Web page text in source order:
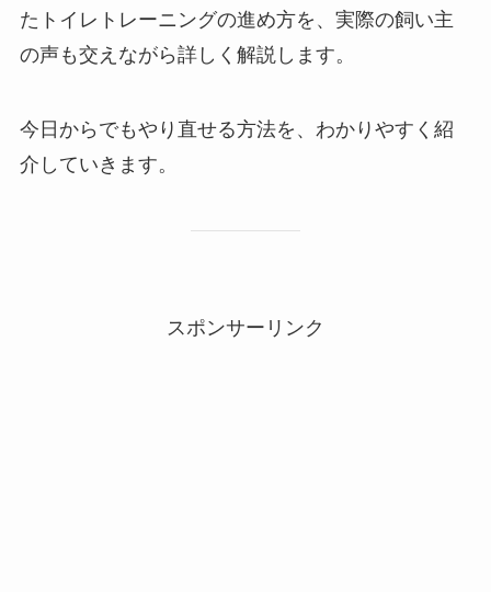
たトイレトレーニングの進め方を、実際の飼い主
の声も交えながら詳しく解説します。
今日からでもやり直せる方法を、わかりやすく紹
介していきます。
スポンサーリンク